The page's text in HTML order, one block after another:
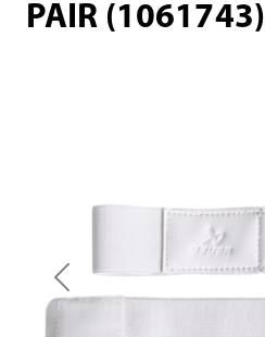
PAIR (1061743)
Previous